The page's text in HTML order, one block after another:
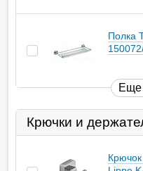
Полка
Еще
Крючки и